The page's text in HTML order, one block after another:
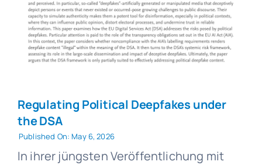
Regulating Political Deepfakes under
the DSA
Published On: May 6, 2026
In ihrer jüngsten Veröffentlichung mit